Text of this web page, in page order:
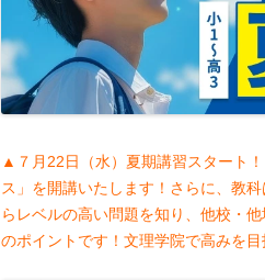
▲７月22日（水）夏期講習スタート
ス」を開講いたします！さらに、教
らレベルの高い問題を知り、他校・
のポイントです！文理学院で高みを